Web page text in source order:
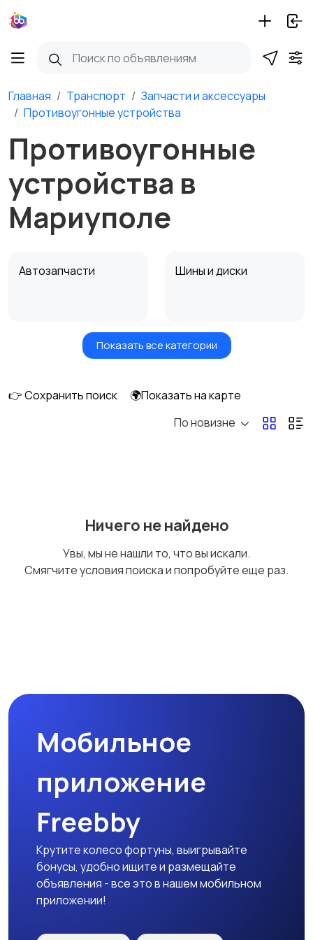
Главная Транспорт
Запчасти и аксессуары
Противоугонные устройства
Противоугонные
устройства в
Мариуполе
Автозапчасти Шины и диски
Масла и автохимия
Автоэлектроника и
Аудио и видео
фаркопы
Показать все категории
👉 Сохранить поиск
🌍Показать на карте
По новизне
Ничего не найдено
Увы, мы не нашли то, что вы искали.
Смягчите условия поиска и попробуйте еще раз.
Мобильное
приложение
Freebby
Крутите колесо фортуны, выигрывайте
бонусы, удобно ищите и размещайте
объявления - все это в нашем мобильном
приложении!